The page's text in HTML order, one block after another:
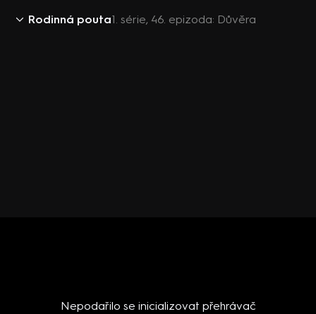
Rodinná pouta1. série, 46. epizoda: Důvěra
Nepodařilo se inicializovat přehrávač